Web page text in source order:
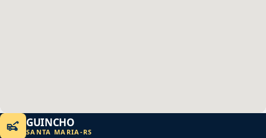
GUINCHO
SANTA MARIA -RS